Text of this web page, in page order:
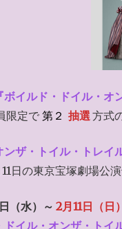
『ボイルド・ドイル・オ
限定で 第２ 抽選方式
ザ・トイル・トレイ
日の東京宝塚劇場公演
（水）～ 2月11日（日）
ドイル・オンザ・トイ